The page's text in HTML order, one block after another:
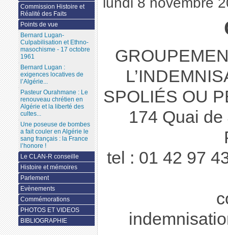
SPOLIÉS OU
174 Quai
tel : 01 42 97
Commission Histoire et
Réalité des Faits
Points de vue
Bernard Lugan-
Culpabilisation et Ethno-
masochisme - 17 octobre
1961
Bernard Lugan :
exigences locatives de
l’Algérie...
Pasteur Ourahmane : Le
renouveau chrétien en
Algérie et la liberté des
cultes...
Une poseuse de bombes
a fait couler en Algérie le
sang français : la France
l’honore !
Le CLAN-R conseille
Histoire et mémoires
Parlement
Evènements
Commémorations
PHOTOS ET VIDEOS
BIBLIOGRAPHIE